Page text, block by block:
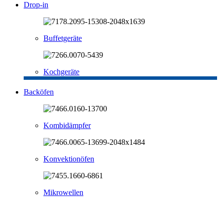
Drop-in
Buffetgeräte
Kochgeräte
Backöfen
Kombidämpfer
Konvektionöfen
Mikrowellen